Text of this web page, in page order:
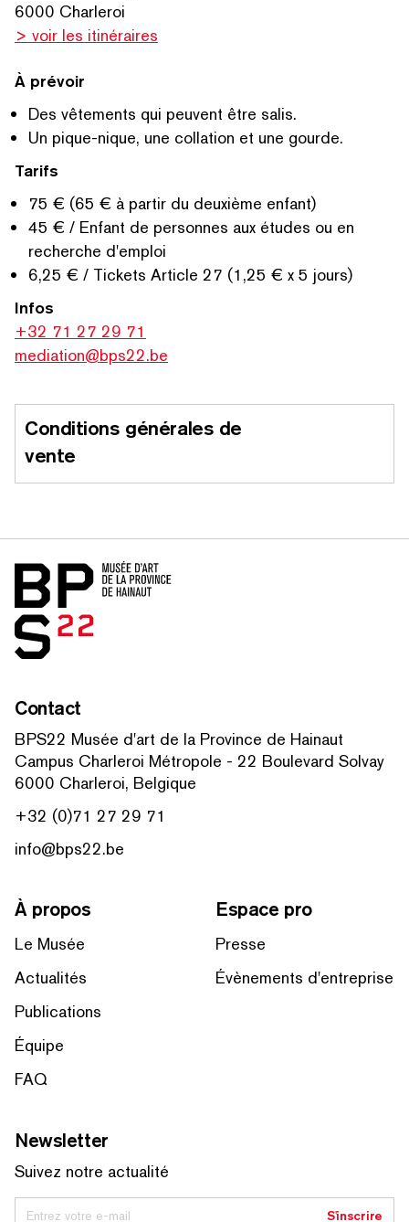
6000 Charleroi
> voir les itinéraires
À prévoir
Des vêtements qui peuvent être salis.
Un pique-nique, une collation et une gourde.
Tarifs
75 € (65 € à partir du deuxième enfant)
45 € / Enfant de personnes aux études ou en
recherche d'emploi
6,25 € / Tickets Article 27 (1,25 € x 5 jours)
Infos
+32 71 27 29 71
mediation@bps22.be
Conditions générales de
vente
Accueil
Contact
BPS22 Musée d'art de la Province de Hainaut
Campus Charleroi Métropole - 22 Boulevard Solvay
6000 Charleroi, Belgique
+32 (0)71 27 29 71
info@bps22.be
À propos
Le Musée
Actualités
Publications
Équipe
FAQ
Espace pro
Presse
Évènements d'entreprise
Newsletter
Suivez notre actualité
Entrez votre e-mail S'inscrire